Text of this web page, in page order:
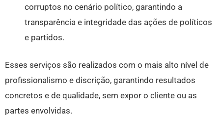
corruptos no cenário político, garantindo a
transparência e integridade das ações de políticos
e partidos.
Esses serviços são realizados com o mais alto nível de
profissionalismo e discrição, garantindo resultados
concretos e de qualidade, sem expor o cliente ou as
partes envolvidas.